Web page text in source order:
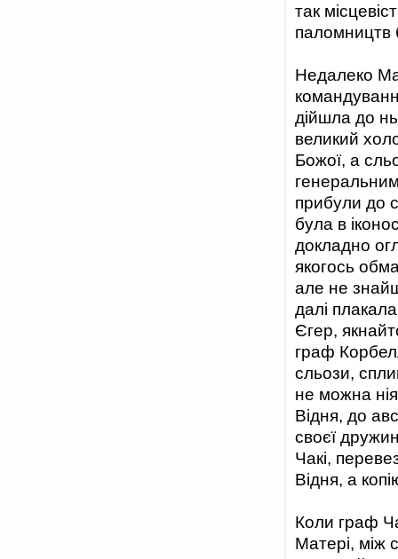
так
паломництв
Недалеко
дійшла до
великий
Божої, а
прибули до
була в
докладно
якогось
але не
далі
Єгер,
граф
сльози,
не можна
Відня, до
своєї
Чакі,
Відня, а
Коли граф
Матері, між